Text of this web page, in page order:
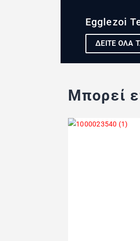
Egglezoi
ΔΕΙΤΕ ΟΛΑ
Μπορεί